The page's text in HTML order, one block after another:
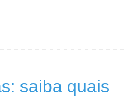
saiba quais